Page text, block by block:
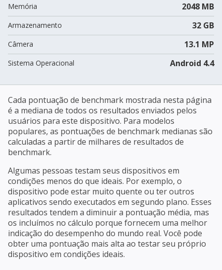
Memória 2048 MB
Armazenamento 32 GB
Câmera 13.1 MP
Sistema Operacional Android 4.4
Cada pontuação de benchmark mostrada nesta página
é a mediana de todos os resultados enviados pelos
usuários para este dispositivo. Para modelos
populares, as pontuações de benchmark medianas são
calculadas a partir de milhares de resultados de
benchmark.
Algumas pessoas testam seus dispositivos em
condições menos do que ideais. Por exemplo, o
dispositivo pode estar muito quente ou ter outros
aplicativos sendo executados em segundo plano. Esses
resultados tendem a diminuir a pontuação média, mas
os incluímos no cálculo porque fornecem uma melhor
indicação do desempenho do mundo real. Você pode
obter uma pontuação mais alta ao testar seu próprio
dispositivo em condições ideais.